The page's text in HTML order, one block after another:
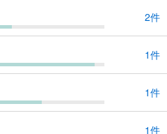
2件
1件
1件
1件